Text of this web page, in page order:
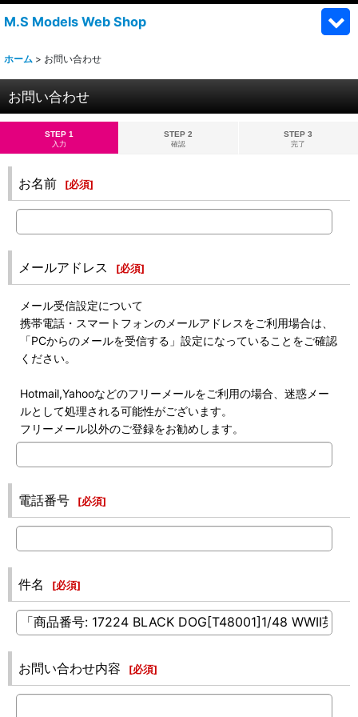
M.S Models Web Shop
ホーム > お問い合わせ
お問い合わせ
STEP 1
入力
STEP 2
確認
STEP 3
完了
お名前 [必須]
メールアドレス [必須]
メール受信設定について
携帯電話・スマートフォンのメールアドレスをご利用場合は、
「PCからのメールを受信する」設定になっていることをご確認
ください。
Hotmail,Yahooなどのフリーメールをご利用の場合、迷惑メー
ルとして処理される可能性がございます。
フリーメール以外のご登録をお勧めします。
電話番号 [必須]
件名 [必須]
お問い合わせ内容 [必須]